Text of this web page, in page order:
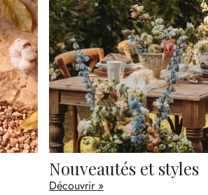
Nouveautés et styles
Découvrir »